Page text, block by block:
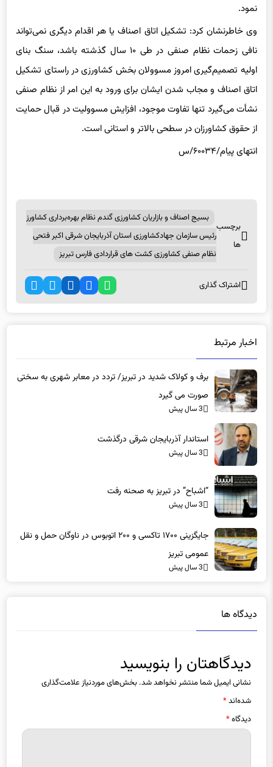
نمود.
وی خاطرنشان کرد: تشکیل اتاق اصناف یا هر اقدام دیگری نمی‌تواند
نافی زحمات نظام صنفی در طی ۱۰ سال گذشته باشد، سنگ بنای
اولیه تصمیم‌گیری امروز مسوولان بخش کشاورزی در راستای تشکیل
اتاق اصناف و مجاب شدن ایشان برای ورود به این امر از نظام صنفی
نشأت می‌گیرد تنها تفاوت موجود، افزایش مسوولیت در قبال حمایت
از حقوق کشاورزان در سطحی بالاتر و استانی است.
انتهای پیام/۶۰۰۳۴/س
برچسب
ها
بسیج اصناف و بازاریان کشاورزی گندم نظام بهره‌برداری کشاورز
رئیس سازمان جهادکشاورزی استان آذربایجان شرقی اکبر فتحی
نظام صنفی کشاورزی کشت های قراردادی فارس تبریز
اشتراک گذاری
اخبار مرتبط
برف و کولاک شدید در تبریز/ تردد در معابر شهری به سختی
صورت می گیرد
3 سال پیش
استاندار آذربایجان شرقی درگذشت
3 سال پیش
“اشباح” در تبریز به صحنه رفت
3 سال پیش
جایگزینی ۱۷۰۰ تاکسی و ۲۰۰ اتوبوس در ناوگان حمل و نقل
عمومی تبریز
3 سال پیش
دیدگاه ها
دیدگاهتان را بنویسید
نشانی ایمیل شما منتشر نخواهد شد. بخش‌های موردنیاز علامت‌گذاری
شده‌اند*
دیدگاه*